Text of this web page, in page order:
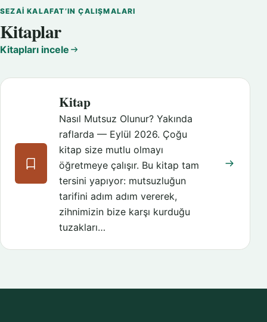
SEZAI KALAFAT’IN ÇALIŞMALARI
Kitaplar
Kitapları incele
Kitap
Nasıl Mutsuz Olunur? Yakında
raflarda — Eylül 2026. Çoğu
kitap size mutlu olmayı
öğretmeye çalışır. Bu kitap tam
tersini yapıyor: mutsuzluğun
tarifini adım adım vererek,
zihnimizin bize karşı kurduğu
tuzakları…